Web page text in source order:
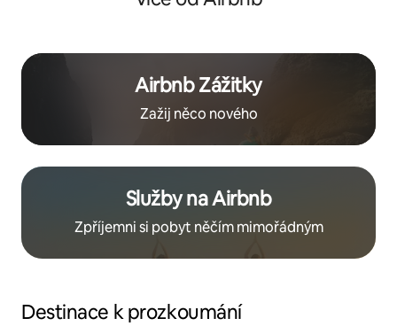
Airbnb Zážitky
Zažij něco nového
Služby na Airbnb
Zpříjemni si pobyt něčím mimořádným
Destinace k prozkoumání